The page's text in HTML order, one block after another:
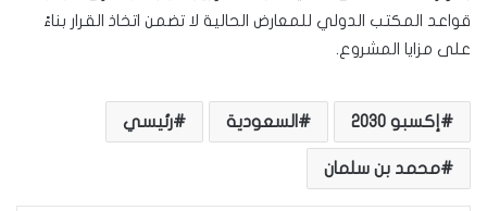
قواعد المكتب الدولي للمعارض الحالية لا تضمن اتخاذ القرار بناءً
على مزايا المشروع.
إكسبو 2030 السعودية رئيسي
محمد بن سلمان